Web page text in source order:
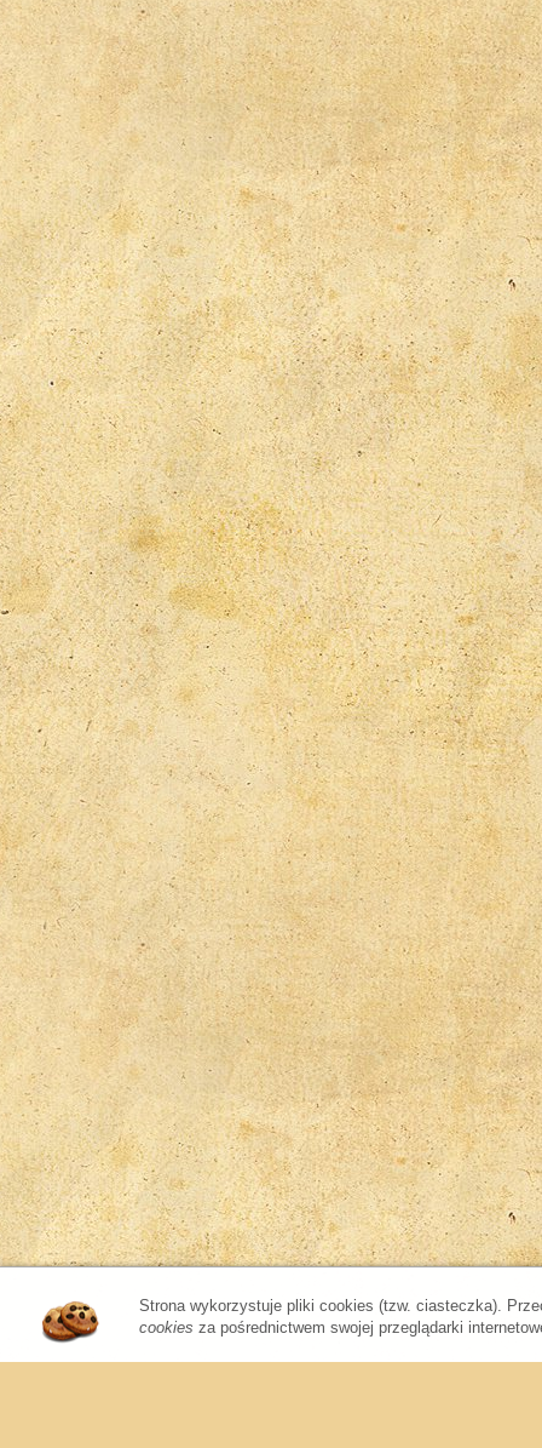
Strona wykorzystuje pliki cookies (tzw. ciasteczka).
cookies za pośrednictwem swojej przeglądarki